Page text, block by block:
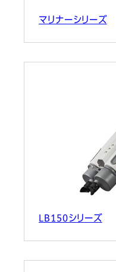
マリナーシリーズ
LB150シリーズ